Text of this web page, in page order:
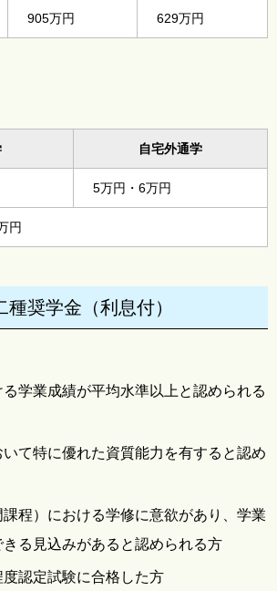
905万円 629万円
自宅外通学
5万円・6万円
円
種奨学金（利息付）
学業成績が平均水準以上と認められる
て特に優れた資質能力を有すると認め
程）における学修に意欲があり、学業
きる見込みがあると認められる方
認定試験に合格した方